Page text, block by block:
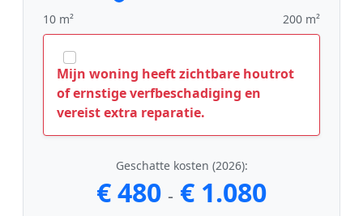
10 m² 200 m²
Mijn woning heeft zichtbare houtrot
of ernstige verfbeschadiging en
vereist extra reparatie.
Geschatte kosten (2026):
€ 480 - € 1.080